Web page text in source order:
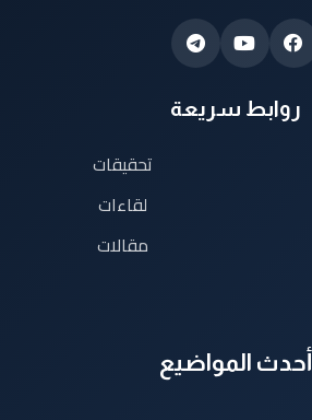
روابط سريعة
تحقيقات
لقاءات
مقالات
أحدث المواضيع